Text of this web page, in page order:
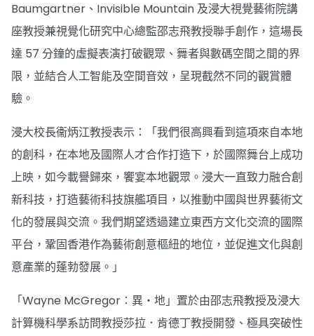
Baumgartner、Invisible Mountain 及浸大視覺藝術院講
座教授兼視覺化研究中心總監邵志飛教授聯手創作，這場長
達 57 分鐘的虛擬表演打破觀眾、舞者與數碼空間之間的界
限，並結合人工智能及空間音效，呈現截然不同的觀賞體
驗。
浸大校長衞炳江教授表示：「我們很高興看到這項來自本地
的創科，在本地及國際人才合作打造下，於國際舞台上成功
上映，如今載譽歸來，饗宴本地觀眾。浸大一直致力融合創
新科技，打造藝術科技旗艦項目，以推動中國與世界藝術文
化的發展與交流。我們期望透過建立東西方文化交流的國際
平台，鞏固香港作為藝術創意樞紐的地位，並促進文化與創
意產業的蓬勃發展。」
「Wayne McGregor：異・地」置於由邵志飛教授及浸大
計算機科學系訪問教授莎拉．肯德丁教授開發、極具突破性